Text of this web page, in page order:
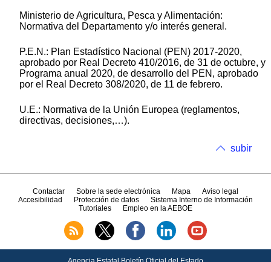
Ministerio de Agricultura, Pesca y Alimentación:
Normativa del Departamento y/o interés general.
P.E.N.: Plan Estadístico Nacional (PEN) 2017-2020,
aprobado por Real
Decreto 410/2016, de 31 de octubre, y
Programa anual 2020, de desarrollo del PEN, aprobado
por el Real
Decreto 308/2020, de 11 de febrero.
U.E.: Normativa de la Unión Europea (reglamentos,
directivas, decisiones,…).
subir
Contactar Sobre la sede electrónica Mapa
Aviso legal
Accesibilidad
Protección de datos
Sistema Interno de Información
Tutoriales
Empleo en la AEBOE